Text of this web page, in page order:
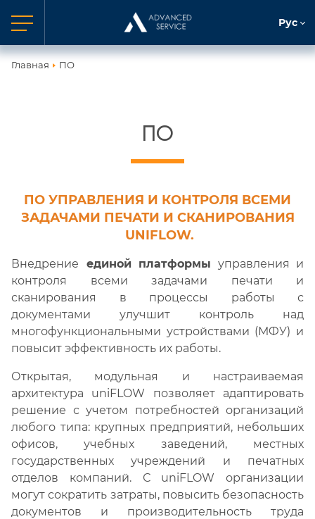
Рус
Главная ПО
ПО
ПО УПРАВЛЕНИЯ И КОНТРОЛЯ ВСЕМИ
ЗАДАЧАМИ ПЕЧАТИ И СКАНИРОВАНИЯ
UNIFLOW.
Внедрение единой платформы управления и
контроля всеми задачами печати и
сканирования в процессы работы с
документами улучшит контроль над
многофункциональными устройствами (МФУ) и
повысит эффективность их работы.
Открытая, модульная и настраиваемая
архитектура uniFLOW позволяет адаптировать
решение с учетом потребностей организаций
любого типа: крупных предприятий, небольших
офисов, учебных заведений, местных
государственных учреждений и печатных
отделов компаний. С uniFLOW организации
могут сократить затраты, повысить безопасность
документов и производительность труда